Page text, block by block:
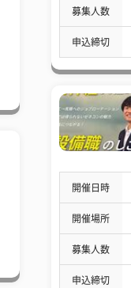
募集人数
申込締切
開催日時
開催場所
募集人数
申込締切